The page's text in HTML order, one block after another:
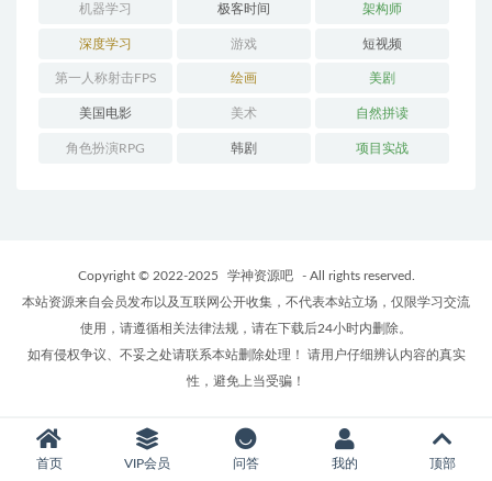
机器学习 极客时间 架构师
深度学习 游戏 短视频
第一人称射击FPS 绘画 美剧
美国电影 美术 自然拼读
角色扮演RPG 韩剧 项目实战
Copyright © 2022-2025 学神资源吧
- All rights reserved.
本站资源来自会员发布以及互联网公开收集，不代表本站立场，仅限学习交流
使用，请遵循相关法律法规，请在下载后24小时内删除。
如有侵权争议、不妥之处请联系本站删除处理！ 请用户仔细辨认内容的真实
性，避免上当受骗！
首页 VIP会员 问答 我的 顶部